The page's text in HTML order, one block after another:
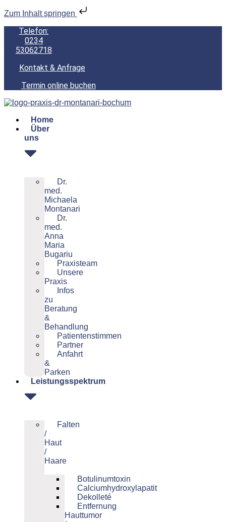
Zum Inhalt springen
Telefon:
0234
53062718
Kontakt & Anfrage
Termin online buchen
Home
Über
uns
Dr.
med.
Michaela
Montanari
Dr.
med.
Anna
Maria
Bugariu
Praxisteam
Unsere
Praxis
Infos
zu
Beratung
&
Behandlung
Patientenstimmen
Partner
Anfahrt
&
Parken
Leistungsspektrum
Falten
/
Haut
/
Haare
Botulinumtoxin
Calciumhydroxylapatit
Dekolleté
Entfernung
Hauttumor